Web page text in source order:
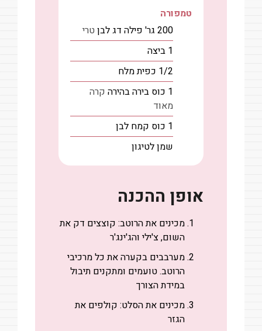
טמפורה
200 גר' פילה דג לבן טרי
1 ביצה
1/2 כפיתמלח
1 כוס בירה בהירה קרה
מאוד
1 כוס קמח לבן
שמן לטיגון
אופן ההכנה
מכינים את הרוטב: קוצצים דק את
השום, צ'ילי והג'ינג'ר
מערבבים בקערה את כל מרכיבי
הרוטב. טועמים ומתקנים תיבול
במידת הצורך
מכינים את הסלט: קולפים את
הגזר